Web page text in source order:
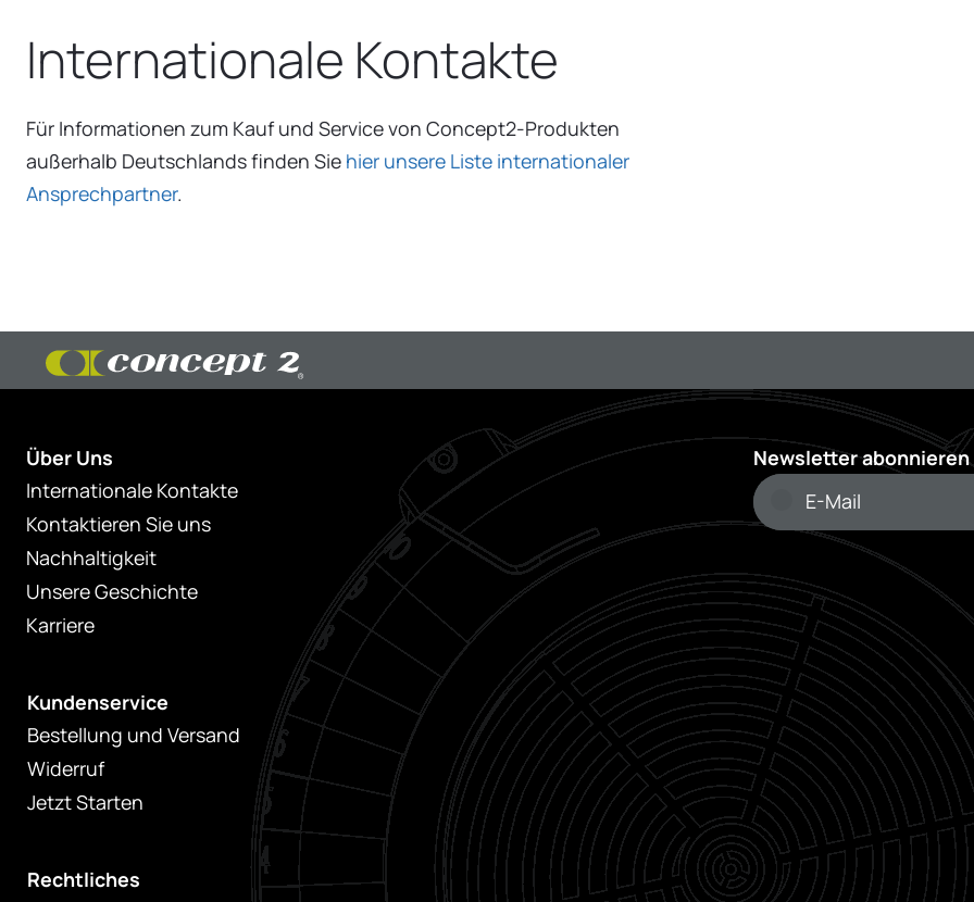
Internationale Kontakte
Für Informationen zum Kauf und Service von Concept2-Produkten
außerhalb Deutschlands finden Sie hier unsere Liste internationaler
Ansprechpartner.
Über Uns
Internationale Kontakte
Kontaktieren Sie uns
Nachhaltigkeit
Unsere Geschichte
Karriere
Kundenservice
Bestellung und Versand
Widerruf
Jetzt Starten
Rechtliches
Newsletter